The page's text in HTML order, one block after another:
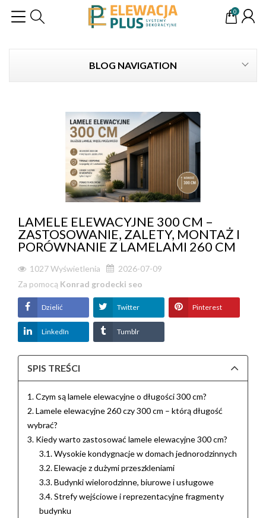
0
BLOG NAVIGATION
LAMELE ELEWACYJNE 300 CM –
ZASTOSOWANIE, ZALETY, MONTAŻ I
PORÓWNANIE Z LAMELAMI 260 CM
1027Wyświetlenia
2026-07-09
Za pomocą Konrad grodecki seo
Dzielić Twitter Pinterest
LinkedIn Tumblr
SPIS TREŚCI
1. Czym są lamele elewacyjne o długości 300 cm?
2. Lamele elewacyjne 260 czy 300 cm – którą długość
wybrać?
3. Kiedy warto zastosować lamele elewacyjne 300 cm?
3.1. Wysokie kondygnacje w domach jednorodzinnych
3.2. Elewacje z dużymi przeszkleniami
3.3. Budynki wielorodzinne, biurowe i usługowe
3.4. Strefy wejściowe i reprezentacyjne fragmenty
budynku